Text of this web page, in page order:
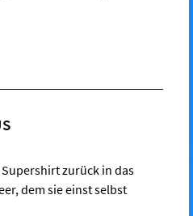
zurück in das
dem sie einst selbst